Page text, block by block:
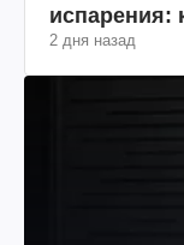
испарения:
2 дня назад